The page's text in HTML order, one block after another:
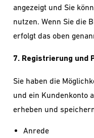
angezeigt und Sie
nutzen. Wenn Sie die
erfolgt das oben
7. Registrierung und
Sie haben die
und ein Kundenkonto
erheben und
Anrede